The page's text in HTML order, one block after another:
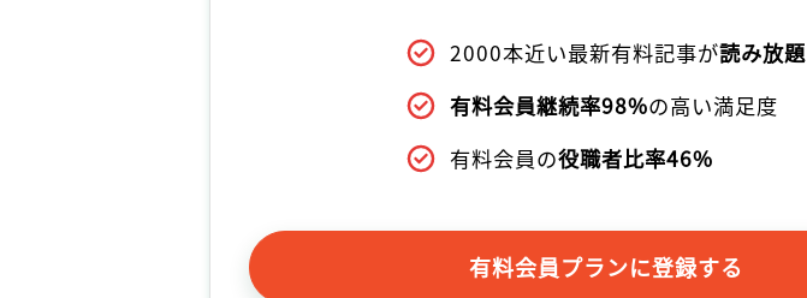
2000本近い最新有料記事が読み放題
有料会員継続率98%の高い満足度
有料会員の役職者比率46%
有料会員プランに登録する